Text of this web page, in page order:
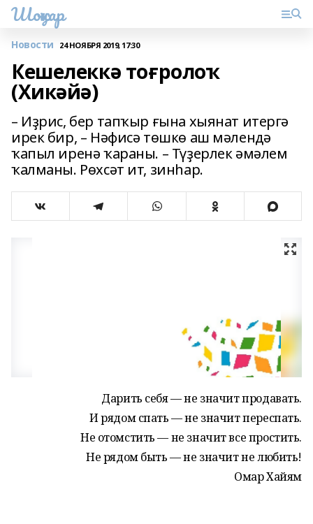
Шоңҡар
Новости 24 НОЯБРЯ 2019, 17:30
Кешелеккә тоғролоҡ
(Хикәйә)
– Иҙрис, бер тапҡыр ғына хыянат итергә
ирек бир, – Нәфисә төшкө аш мәлендә
ҡапыл иренә ҡараны. – Түҙерлек әмәлем
ҡалманы. Рөхсәт ит, зинһар.
Дарить себя — не значит продавать.
И рядом спать — не значит переспать.
Не отомстить — не значит все простить.
Не рядом быть — не значит не любить!
Омар Хайям